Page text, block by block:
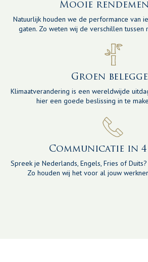
Mooie
Natuurlijk houden we de performance van
gaten. Zo weten wij de verschillen tussen
Groen
Klimaatverandering is een wereldwijde
hier een goede beslissing in te
Communicatie in
Spreek je Nederlands, Engels, Fries of
Zo houden wij het voor al jouw